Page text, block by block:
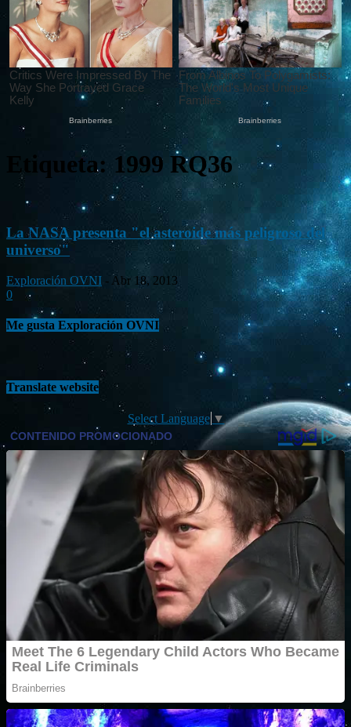
Etiqueta: 1999 RQ36
La NASA presenta "el asteroide más peligroso del
universo"
Exploración OVNI - Abr 18, 2013
0
Me gusta Exploración OVNI
Translate website
Select Language ▼